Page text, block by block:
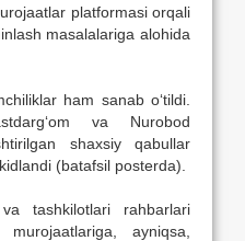
platformasi orqali
masalalariga alohida
ham sanab o‘tildi.
va Nurobod
shaxsiy qabullar
(batafsil posterda).
tashkilotlari rahbarlari
ayniqsa,